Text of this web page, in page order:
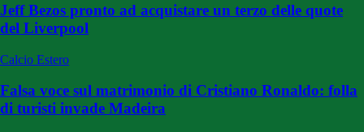
Jeff Bezos pronto ad acquistare un terzo delle quote
del Liverpool
Calcio Estero
Falsa voce sul matrimonio di Cristiano Ronaldo: folla
di turisti invade Madeira